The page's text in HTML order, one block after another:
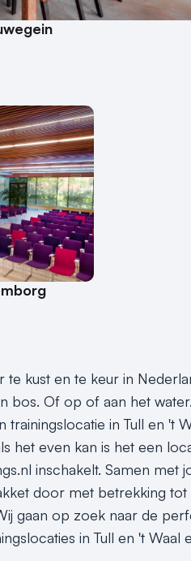
te kust en te keur in
bos. Of op of aan het
in Tull en 't
het even kan is het een
inschakelt. Samen met
door met betrekking
gaan op zoek naar de
in Tull en 't Waal